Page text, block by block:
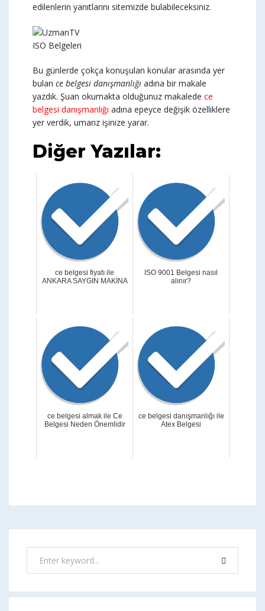
edilenlerin yanıtlarını sitemizde bulabileceksiniz.
ISO Belgeleri
Bu günlerde çokça konuşulan konular arasında yer
bulan ce belgesi danışmanlığı adına bir makale
yazdık. Şuan okumakta olduğunuz makalede ce
belgesi danışmanlığı adına epeyce değişik özelliklere
yer verdik, umarız işinize yarar.
Diğer Yazılar:
ce belgesi fiyatı ile
ANKARA SAYGIN MAKİNA
ISO 9001 Belgesi nasıl
alınır?
ce belgesi almak ile Ce
Belgesi Neden Önemlidir
ce belgesi danışmanlığı ile
Atex Belgesi